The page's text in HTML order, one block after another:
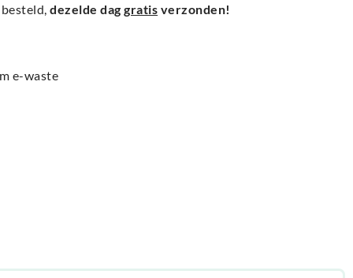
besteld,dezelde daggratis verzonden!
e-waste